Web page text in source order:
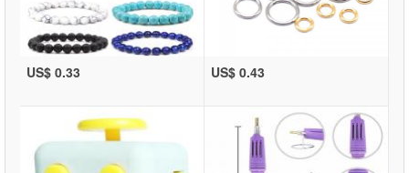
US$ 0.33 US$ 0.43